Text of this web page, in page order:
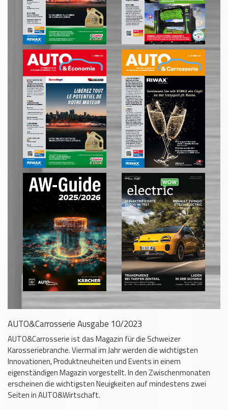
AUTO&Carrosserie Ausgabe 10/2023
AUTO&Carrosserie ist das Magazin für die Schweizer
Karosseriebranche. Viermal im Jahr werden die wichtigsten
Innovationen, Produktneuheiten und Events in einem
eigenständigen Magazin vorgestellt. In den Zwischenmonaten
erscheinen die wichtigsten Neuigkeiten auf mindestens zwei
Seiten in AUTO&Wirtschaft.